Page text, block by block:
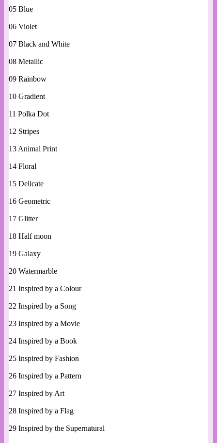
05 Blue
06 Violet
07 Black and White
08 Metallic
09 Rainbow
10 Gradient
11 Polka Dot
12 Stripes
13 Animal Print
14 Floral
15 Delicate
16 Geometric
17 Glitter
18 Half moon
19 Galaxy
20 Watermarble
21 Inspired by a Colour
22 Inspired by a Song
23 Inspired by a Movie
24 Inspired by a Book
25 Inspired by Fashion
26 Inspired by a Pattern
27 Inspired by Art
28 Inspired by a Flag
29 Inspired by the Supernatural